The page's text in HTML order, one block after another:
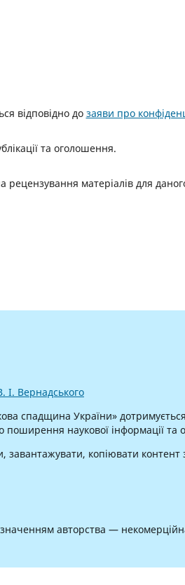
відповідно до заяви про
та оголошення.
матеріалів для
І. Вернадського
спадщина України»
наукової інформації та
завантажувати, копіювати
авторства —